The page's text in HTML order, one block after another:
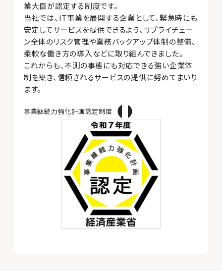
業大臣が認定する制度です。
当社では、IT事業を展開する企業として、緊急時にも
安定してサービスを提供できるよう、サプライチェー
ン全体のリスク管理や業務バックアップ体制の整備、
柔軟な働き方の導入などに取り組んできました。
これからも、不測の事態にも対応できる強い企業体
制を築き、信頼されるサービスの提供に努めてまいり
ます。
事業継続力強化計画認定制度